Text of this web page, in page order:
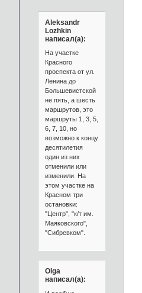
Aleksandr
Lozhkin
написал(а):
На участке
Красного
проспекта от ул.
Ленина до
Большевистской
не пять, а шесть
маршрутов, это
маршруты 1, 3, 5,
6, 7, 10, но
возможно к концу
десятилетия
один из них
отменили или
изменили. На
этом участке на
Красном три
остановки:
"Центр", "к/т им.
Маяковского",
"Сибревком".
Olga
написал(а):